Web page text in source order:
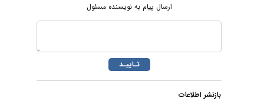
ارسال پیام به نویسنده مسئول
بازنشر اطلاعات